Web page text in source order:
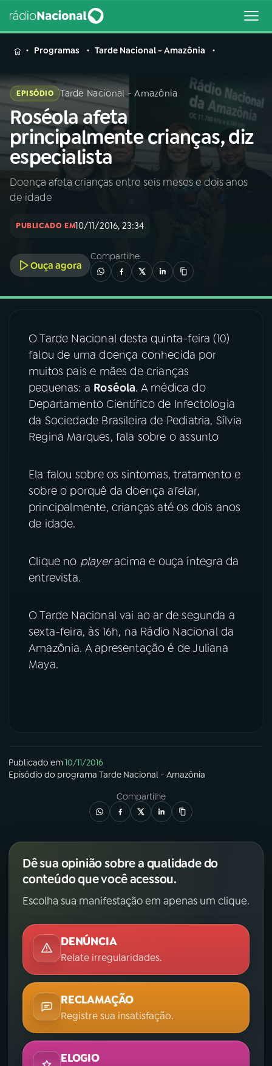
MENU
Buscar
na
Rádio
Nacional
Buscar
AO VIVO
INÍCIO
A RÁDIO
03PROGRAMAÇÃO
04PROGRAMAS
06VIDEOCASTS
08 FESTIVAL DE MÚSICA
YouTube Facebook
TikTok
Programas Tarde Nacional - Amazônia
EPISÓDIO Tarde Nacional - Amazônia
Roséola afeta
principalmente crianças, diz
especialista
Doença afeta crianças entre seis meses e dois anos
de idade
PUBLICADO EM10/11/2016, 23:34
Ouça agora
Compartilhe
O Tarde Nacional desta quinta-feira (10)
falou de uma doença conhecida por
muitos pais e mães de crianças
pequenas: a Roséola. A médica do
Departamento Científico de Infectologia
da Sociedade Brasileira de Pediatria, Sílvia
Regina Marques, fala sobre o assunto
Ela falou sobre os sintomas, tratamento e
sobre o porquê da doença afetar,
principalmente, crianças até os dois anos
de idade.
Clique no playeracima e ouça íntegra da
entrevista.
O Tarde Nacional vai ao ar de segunda a
sexta-feira, às 16h, na Rádio Nacional da
Amazônia. A apresentação é de Juliana
Maya.
Publicado em10/11/2016
Episódio do programa Tarde Nacional - Amazônia
Compartilhe
Dê sua opinião sobre a qualidade do
conteúdo que você acessou.
Escolha sua manifestação em apenas um clique.
DENÚNCIA
Relate irregularidades.
RECLAMAÇÃO
Registre sua insatisfação.
ELOGIO